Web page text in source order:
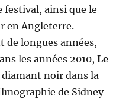
festival, ainsi que le
en Angleterre.
de longues années,
les années 2010,Le
diamant noir dans la
de Sidney